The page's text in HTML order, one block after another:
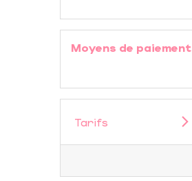
Moyens de paiement
Tarifs